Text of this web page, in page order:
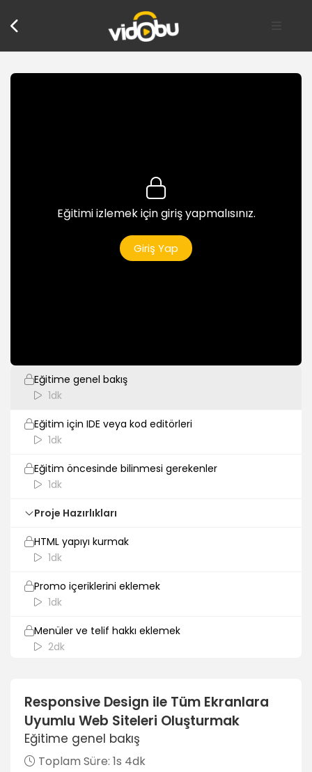
Eğitimi izlemek için giriş yapmalısınız.
Giriş Yap
Eğitime genel bakış
1dk
Eğitim için IDE veya kod editörleri
1dk
Eğitim öncesinde bilinmesi gerekenler
1dk
Proje Hazırlıkları
HTML yapıyı kurmak
1dk
Promo içeriklerini eklemek
1dk
Menüler ve telif hakkı eklemek
2dk
HTML Yapıyı Hazırlamak
Tüm ekran boyutları için CSS dosyalarını bağlamak
1dk
Responsive Design ile Tüm Ekranlara
Uyumlu Web Siteleri Oluşturmak
Eğitime genel bakış
Toplam Süre: 1s 4dk